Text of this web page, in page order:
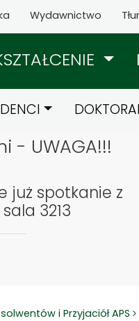
Wydawnictwo
- UWAGA!!!
już spotkanie z
3213
i Przyjaciół APS